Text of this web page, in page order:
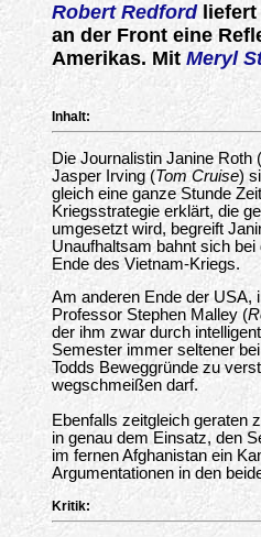
Robert Redfordliefert
an der Front eine
Amerikas. Mit Meryl
Inhalt:
Die Journalistin Janine Roth (
Jasper Irving (Tom Cruise)
gleich eine ganze Stunde
Kriegsstrategie erklärt, die
umgesetzt wird, begreift
Unaufhaltsam bahnt sich
Ende des Vietnam-Kriegs.
Am anderen Ende der USA,
Professor Stephen Malley (
der ihm zwar durch
Semester immer seltener
Todds Beweggründe zu
wegschmeißen darf.
Ebenfalls zeitgleich geraten
in genau dem Einsatz, den
im fernen Afghanistan ein
Argumentationen in den
Kritik: